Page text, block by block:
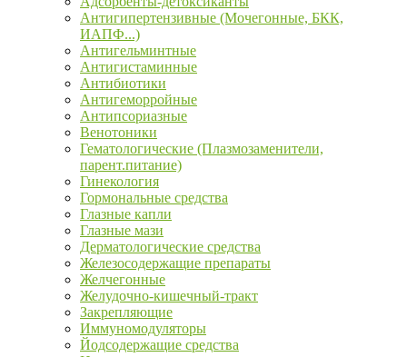
Антигипертензивные (Мочегонные, БКК,
ИАПФ...)
Антигельминтные
Антигистаминные
Антибиотики
Антигеморройные
Антипсориазные
Венотоники
Гематологические (Плазмозаменители,
парент.питание)
Гинекология
Гормональные средства
Глазные капли
Глазные мази
Дерматологические средства
Железосодержащие препараты
Желчегонные
Желудочно-кишечный-тракт
Закрепляющие
Иммуномодуляторы
Йодсодержащие средства